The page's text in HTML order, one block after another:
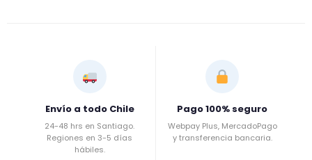
Envío a todo Chile
24-48 hrs en Santiago.
Regiones en 3-5 días
hábiles.
Pago 100% seguro
Webpay Plus, MercadoPago
y transferencia bancaria.